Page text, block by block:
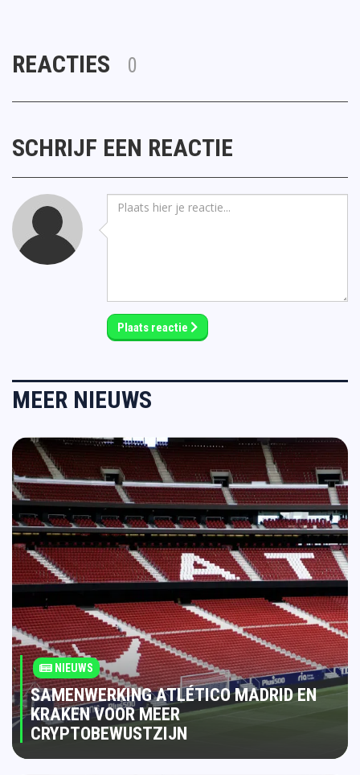
REACTIES 0
SCHRIJF EEN REACTIE
Plaats reactie
MEER NIEUWS
NIEUWS
SAMENWERKING ATLÉTICO MADRID EN
KRAKEN VOOR MEER
CRYPTOBEWUSTZIJN